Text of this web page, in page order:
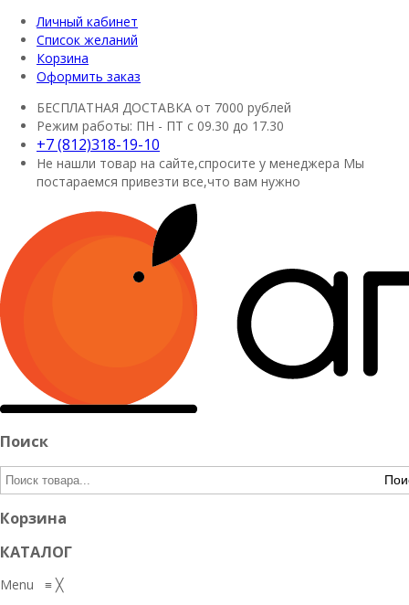
Личный кабинет
Список желаний
Корзина
Оформить заказ
БЕСПЛАТНАЯ ДОСТАВКА от 7000 рублей
Режим работы: ПН - ПТ с 09.30 до 17.30
+7 (812)318-19-10
Не нашли товар на сайте,спросите у менеджера Мы
постараемся привезти все,что вам нужно
Поиск
Корзина
КАТАЛОГ
Menu ≡ ╳